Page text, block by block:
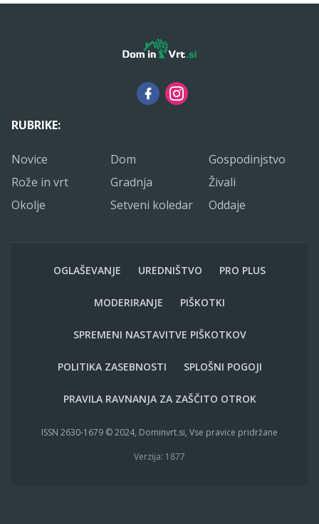
RUBRIKE:
Novice Dom
Gospodinjstvo
Rože in vrt
Gradnja
Živali
Okolje
Setveni koledar Oddaje
OGLAŠEVANJE UREDNIŠTVO PRO PLUS
MODERIRANJE PIŠKOTKI
SPREMENI NASTAVITVE PIŠKOTKOV
POLITIKA ZASEBNOSTI SPLOŠNI POGOJI
PRAVILA RAVNANJA ZA ZAŠČITO OTROK
ISSN 2630-1679 © 2024, Dominvrt.si, Vse pravice pridržane
Verzija: 1877